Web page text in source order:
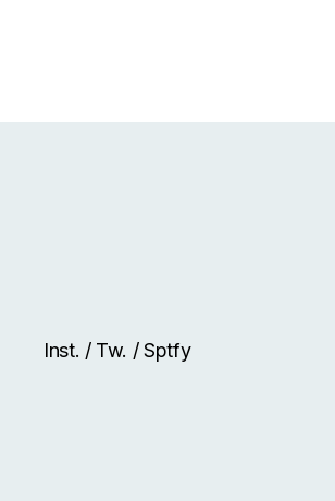
Inst. / Tw. /Sptfy